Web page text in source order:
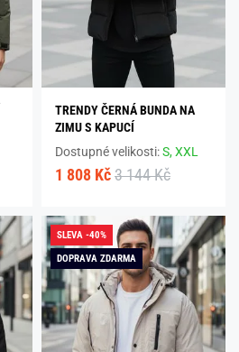
TRENDY ČERNÁ BUNDA NA
ZIMU S KAPUCÍ
Dostupné velikosti:S,XXL
1 808 Kč 3 144 Kč
SLEVA -40%
DOPRAVA ZDARMA